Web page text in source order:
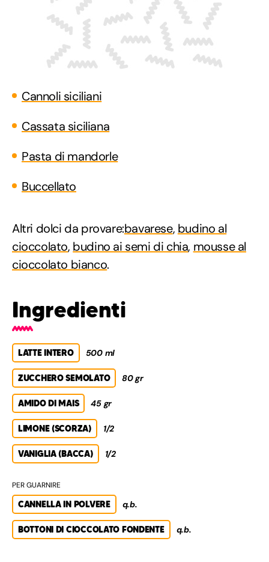
Cannoli siciliani
Cassata siciliana
Pasta di mandorle
Buccellato
Altri dolci da provare:bavarese, budino al
cioccolato, budino ai semi di chia, mousse al
cioccolato bianco.
Ingredienti
LATTE INTERO 500 ml
ZUCCHERO SEMOLATO 80 gr
AMIDO DI MAIS 45 gr
LIMONE (SCORZA) 1/2
VANIGLIA (BACCA) 1/2
PER GUARNIRE
CANNELLA IN POLVERE q.b.
BOTTONI DI CIOCCOLATO FONDENTE q.b.